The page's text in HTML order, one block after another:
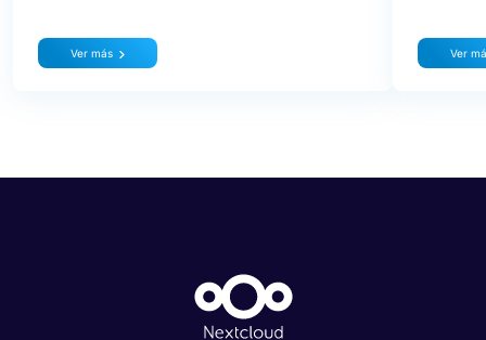
Ver más Ver